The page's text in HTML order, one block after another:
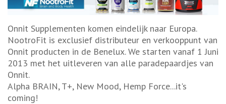
Onnit Supplementen komen eindelijk naar Europa.
NootroFit is exclusief distributeur en verkooppunt van
Onnit producten in de Benelux. We starten vanaf 1 Juni
2013 met het uitleveren van alle paradepaardjes van
Onnit.
Alpha BRAIN, T+, New Mood, Hemp Force...it's
coming!